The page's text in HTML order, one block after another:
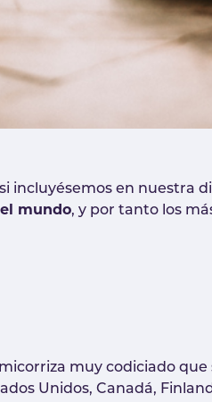
incluyésemos en nuestra
mundo, y por tanto los
muy codiciado que
Unidos, Canadá,